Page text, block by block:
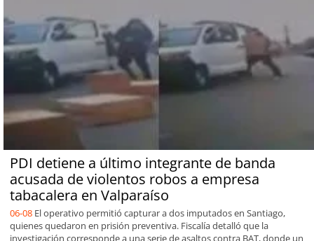
PDI detiene a último integrante de banda
acusada de violentos robos a empresa
tabacalera en Valparaíso
06-08 El operativo permitió capturar a dos imputados en Santiago,
quienes quedaron en prisión preventiva. Fiscalía detalló que la
investigación corresponde a una serie de asaltos contra BAT, donde un